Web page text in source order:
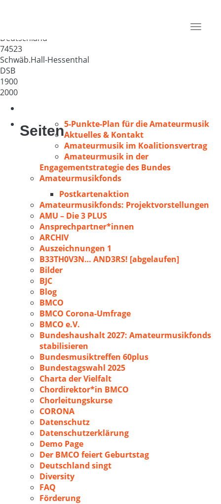
Toggle
Deutschland
74523
Schwäb.Hall-Hessenthal
DSB
1900
2000
Seiten5-Punkte-Plan für die Amateurmusik
Aktuelles & Kontakt
Amateurmusik im Koalitionsvertrag
Amateurmusik in der
Engagementstrategie des Bundes
Amateurmusikfonds
Postkartenaktion
Amateurmusikfonds: Projektvorstellungen
AMU – Die 3 PLUS
Ansprechpartner*innen
ARCHIV
Auszeichnungen 1
B33TH0V3N… AND3RS! [abgelaufen]
Bilder
BJC
Blog
BMCO
BMCO Corona-Umfrage
BMCO e.V.
Bundeshaushalt 2027: Amateurmusikfonds
stabilisieren
Bundesmusiktreffen 60plus
Bundestagswahl 2025
Charta der Vielfalt
Chordirektor*in BMCO
Chorleitungskurse
CORONA
Datenschutz
Datenschutzerklärung
Demo Page
Der BMCO feiert Geburtstag
Deutschland singt
Diversity
FAQ
Förderung